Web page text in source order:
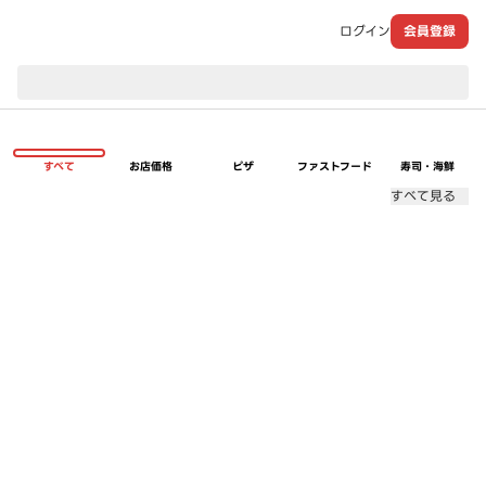
ログイン 会員登録
すべて お店価格 ピザ ファストフード 寿司・海鮮
すべて見る